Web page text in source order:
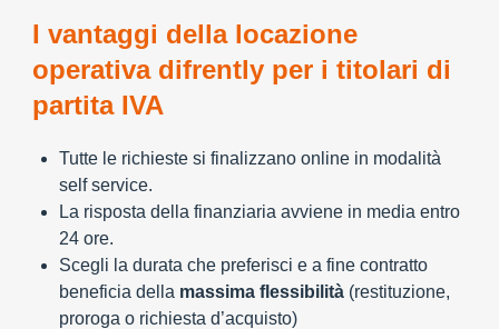
I vantaggi della locazione
operativa difrently per i titolari di
partita IVA
Tutte le richieste si finalizzano online in modalità
self service.
La risposta della finanziaria avviene in media entro
24 ore.
Scegli la durata che preferisci e a fine contratto
beneficia della massima flessibilità (restituzione,
proroga o richiesta d’acquisto)